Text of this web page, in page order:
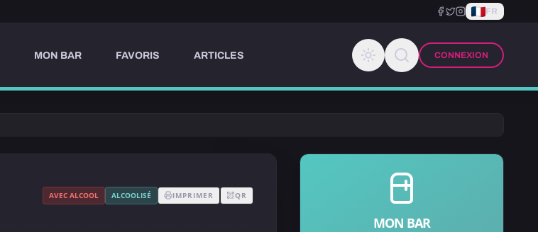
FR
MON BAR FAVORIS ARTICLES CONNEXION
AVEC ALCOOL ALCOOLISÉ IMPRIMER QR
MON BAR